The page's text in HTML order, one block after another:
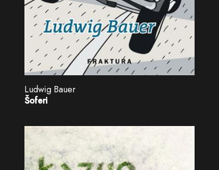
Ludwig Bauer
Šoferi